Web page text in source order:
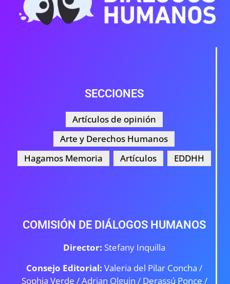
SECCIONES
Artículos de opinión
Arte y Derechos Humanos
Hagamos Memoria
Artículos EDDHH
COMISIÓN DE DIÁLOGOS HUMANOS
Director: Stefany Inquilla
Consejo Editorial: Valeria del Pilar Concha /
Sophia Verde /Adrian Olguin / Derassú Ponce /